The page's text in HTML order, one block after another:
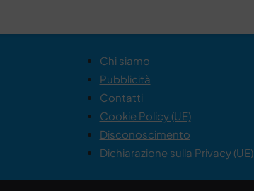
Chi siamo
Pubblicità
Contatti
Cookie Policy (UE)
Disconoscimento
Dichiarazione sulla Privacy (UE)